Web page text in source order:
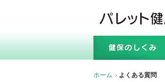
ホーム よくある質問